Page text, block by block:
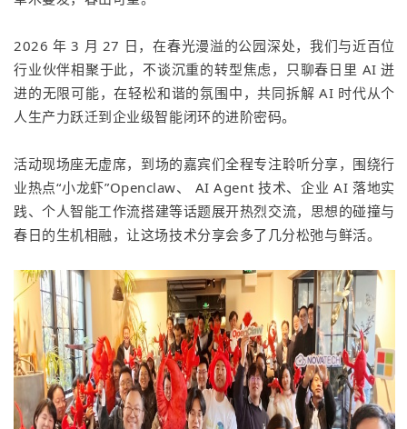
2026 年 3 月 27 日，在春光漫溢的公园深处，我们与近百位
行业伙伴相聚于此，不谈沉重的转型焦虑，只聊春日里 AI 迸
进的无限可能，在轻松和谐的氛围中，共同拆解 AI 时代从个
人生产力跃迁到企业级智能闭环的进阶密码。
活动现场座无虚席，到场的嘉宾们全程专注聆听分享，围绕行
业热点“小龙虾”Openclaw、 AI Agent 技术、企业 AI 落地实
践、个人智能工作流搭建等话题展开热烈交流，思想的碰撞与
春日的生机相融，让这场技术分享会多了几分松弛与鲜活。